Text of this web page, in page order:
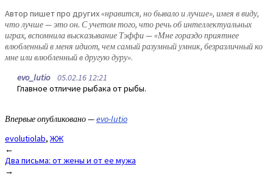
Автор пишет про других«нравится, но бывало и лучше», имея в виду,
что лучше — это он. С учетом того, что речь об интеллектуальных
играх, вспомнила высказывание Тэффи — «Мне гораздо приятнее
влюбленный в меня идиот, чем самый разумный умник, безразличный ко
мне или влюбленный в другую дуру».
evo_lutio05.02.16 12:21
Главное отличие рыбака от рыбы.
Впервые опубликовано —evo-lutio
evolutiolab,ЖЖ
Post
navigation
←
Два письма: от жены и от ее мужа
→